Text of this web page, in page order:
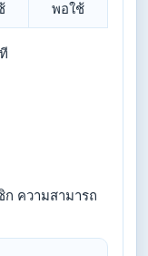
พอใช้
ความสามารถ